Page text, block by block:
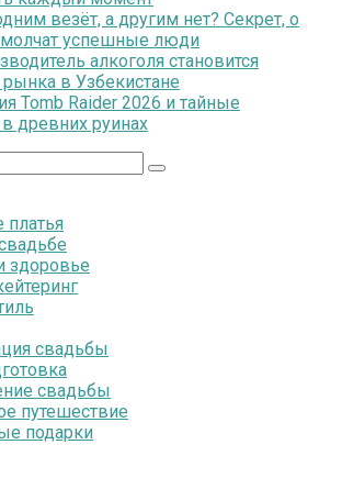
везёт, а другим нет? Секрет, о
успешные люди
алкоголя становится
в Узбекистане
Tomb Raider 2026 и тайные
древних руинах
платья
здоровье
свадьбы
свадьбы
путешествие
подарки